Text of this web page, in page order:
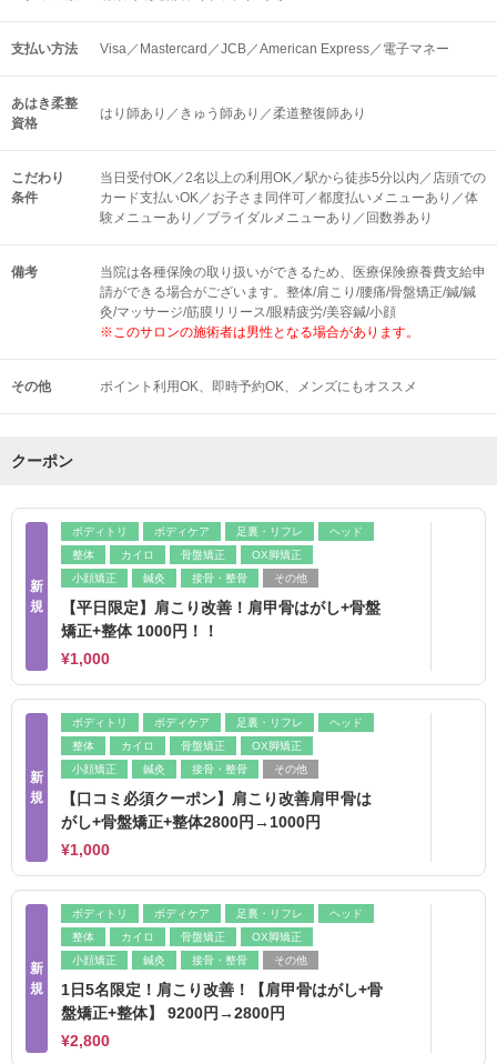
支払い方法 Visa／Mastercard／JCB／American Express／電子マネー
あはき柔整
資格
はり師あり／きゅう師あり／柔道整復師あり
こだわり
条件
当日受付OK／2名以上の利用OK／駅から徒歩5分以内／店頭での
カード支払いOK／お子さま同伴可／都度払いメニューあり／体
験メニューあり／ブライダルメニューあり／回数券あり
備考
当院は各種保険の取り扱いができるため、医療保険療養費支給申
請ができる場合がございます。整体/肩こり/腰痛/骨盤矯正/鍼/鍼
灸/マッサージ/筋膜リリース/眼精疲労/美容鍼/小顔
※このサロンの施術者は男性となる場合があります。
その他 ポイント利用OK 即時予約OK メンズにもオススメ
クーポン
新
規
ボディトリ ボディケア 足裏・リフレ
ヘッド
整体
カイロ 骨盤矯正
OX脚矯正
小顔矯正
鍼灸 接骨・整骨 その他
【平日限定】肩こり改善！肩甲骨はがし+骨盤
矯正+整体 1000円！！
¥1,000
新
規
ボディトリ ボディケア 足裏・リフレ
ヘッド
整体
カイロ 骨盤矯正
OX脚矯正
小顔矯正
鍼灸 接骨・整骨 その他
【口コミ必須クーポン】肩こり改善肩甲骨は
がし+骨盤矯正+整体2800円→1000円
¥1,000
新
規
ボディトリ ボディケア 足裏・リフレ
ヘッド
整体
カイロ 骨盤矯正
OX脚矯正
小顔矯正
鍼灸 接骨・整骨 その他
1日5名限定！肩こり改善！【肩甲骨はがし+骨
盤矯正+整体】 9200円→2800円
¥2,800